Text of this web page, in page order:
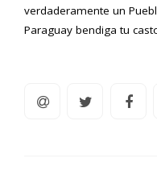
verdaderamente un
Paraguay bendiga tu